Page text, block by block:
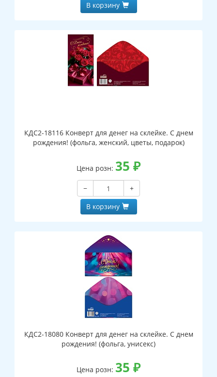
В корзину
КДС2-18116 Конверт для денег на склейке. С днем
рождения! (фольга, женский, цветы, подарок)
Цена розн: 35 ₽
−
+
В корзину
КДС2-18080 Конверт для денег на склейке. С днем
рождения! (фольга, унисекс)
Цена розн: 35 ₽